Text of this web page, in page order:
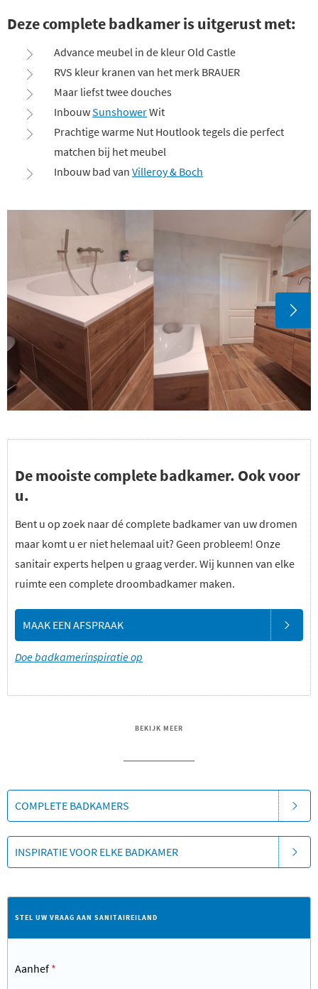
Deze complete badkamer is uitgerust met:
Advance meubel in de kleur Old Castle
RVS kleur kranen van het merk BRAUER
Maar liefst twee douches
InbouwSunshowerWit
Prachtige warme Nut Houtlook tegels die perfect
matchen bij het meubel
Inbouw bad van Villeroy & Boch
De mooiste complete badkamer. Ook voor
u.
Bent u op zoek naar dé complete badkamer van uw dromen
maar komt u er niet helemaal uit? Geen probleem! Onze
sanitair experts helpen u graag verder. Wij kunnen van elke
ruimte een complete droombadkamer maken.
MAAK EEN AFSPRAAK
Doe badkamerinspiratie op
BEKIJK MEER
COMPLETE BADKAMERS
INSPIRATIE VOOR ELKE BADKAMER
STEL UW VRAAG AAN SANITAIREILAND
Aanhef *